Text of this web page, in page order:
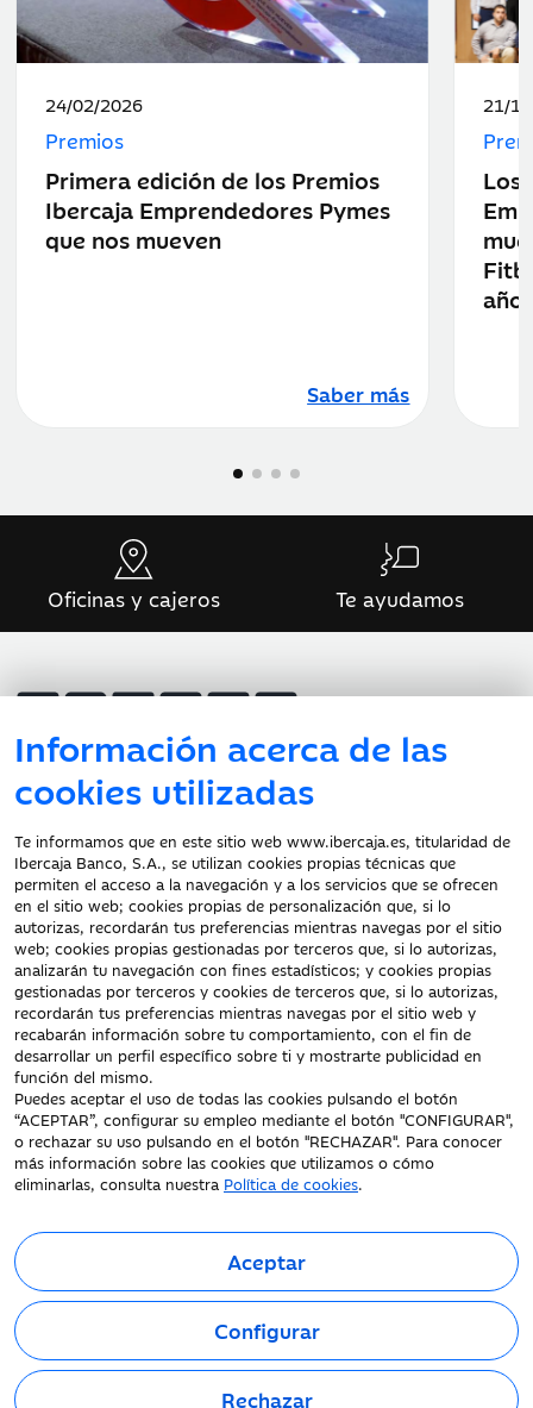
Fecha
publicación:
24/02/2026
Premios
Primera edición de los Premios
Ibercaja Emprendedores Pymes
que nos mueven
Saber más
Fecha
21/
Los
año
Información acerca de las
cookies utilizadas
Te informamos que en este sitio web www.ibercaja.es, titularidad de
Ibercaja Banco, S.A., se utilizan cookies propias técnicas que
permiten el acceso a la navegación y a los servicios que se ofrecen
en el sitio web; cookies propias de personalización que, si lo
autorizas, recordarán tus preferencias mientras navegas por el sitio
web; cookies propias gestionadas por terceros que, si lo autorizas,
analizarán tu navegación con fines estadísticos; y cookies propias
gestionadas por terceros y cookies de terceros que, si lo autorizas,
recordarán tus preferencias mientras navegas por el sitio web y
recabarán información sobre tu comportamiento, con el fin de
desarrollar un perfil específico sobre ti y mostrarte publicidad en
función del mismo.
Puedes aceptar el uso de todas las cookies pulsando el botón
“ACEPTAR”, configurar su empleo mediante el botón "CONFIGURAR",
o rechazar su uso pulsando en el botón "RECHAZAR". Para conocer
más información sobre las cookies que utilizamos o cómo
eliminarlas, consulta nuestra Política de cookies.
Aceptar
Configurar
Rechazar
Oficinas y cajeros Te ayudamos
Atención al cliente
Documentación a clientes
Aviso Legal
Protección datos
personales
Tarifas y Cotizaciones
Tablón de Anuncios
Política de cookies
Declaración de
accesibilidad
Fecha de Edición: 09/08/2026
©Ibercaja Banco, S.A. - IBERCAJA - NIF. A-99319030 R.M. de
Zaragoza (T.3865. F.1. H.Z.-52186, Inscripc.1º).
Entidad de Crédito inscrita en el Registro Especial del Banco de
España con el código 2085.
Domicilio social: Plaza de Basilio Paraíso, 2. 50008-Zaragoza.